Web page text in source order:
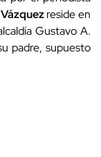
Vázquezreside en
Gustavo A.
padre, supuesto